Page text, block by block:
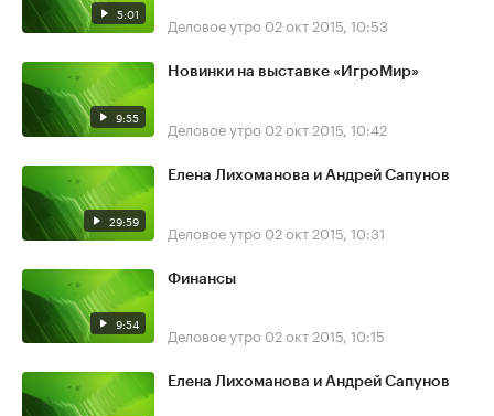
5:01 Деловое утро 02 окт 2015, 10:53
9:55
Новинки на выставке «ИгроМир»
Деловое утро 02 окт 2015, 10:42
29:59
Елена Лихоманова и Андрей Сапунов
Деловое утро 02 окт 2015, 10:31
9:54
Финансы
Деловое утро 02 окт 2015, 10:15
Елена Лихоманова и Андрей Сапунов